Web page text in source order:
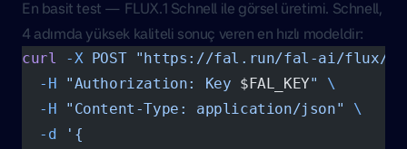
En basit test — FLUX.1 Schnell ile görsel üretimi. Schnell,
4 adımda yüksek kaliteli sonuç veren en hızlı modeldir:
curl -X POST "https://fal.run/fal-ai/flux/
  -H
"Authorization: Key $FAL_KEY"
\
  -H
"Content-Type: application/json"
\
  -d
'{